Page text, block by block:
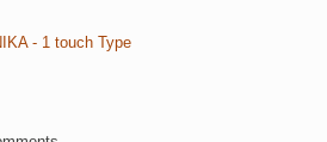
- 1 touch Type